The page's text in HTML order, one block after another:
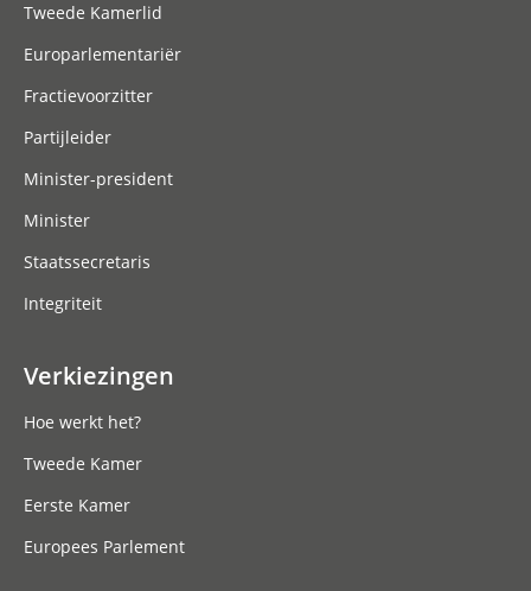
Tweede Kamerlid
Europarlementariër
Fractievoorzitter
Partijleider
Minister-president
Minister
Staatssecretaris
Integriteit
Verkiezingen
Hoe werkt het?
Tweede Kamer
Eerste Kamer
Europees Parlement